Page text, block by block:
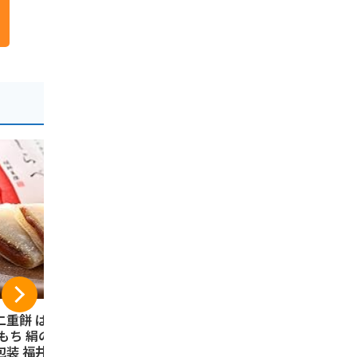
重餅 はぶたえ
ち 絹のしらべ
装 福井こしひか